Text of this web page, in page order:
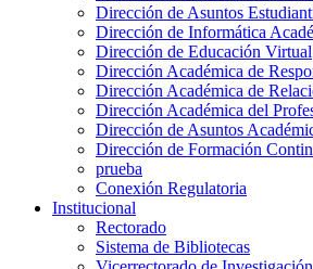
Dirección de Asuntos
Dirección de Informática
Dirección de Educación Virtual
Dirección Académica de
Dirección Académica de
Dirección Académica del
Dirección de Asuntos
Dirección de Formación
prueba
Conexión Regulatoria
Institucional
Rectorado
Sistema de Bibliotecas